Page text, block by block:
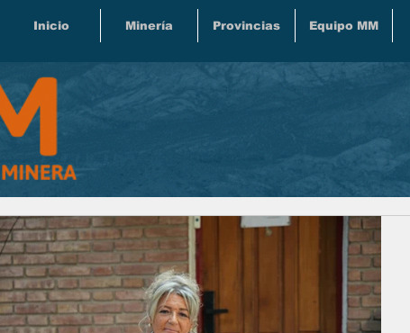
Inicio Minería Provincias Equipo MM